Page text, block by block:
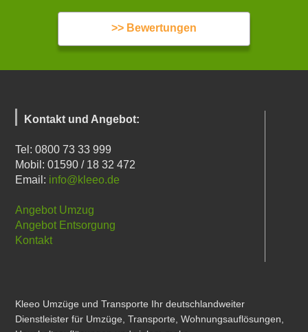
>> Bewertungen
Kontakt und Angebot:
Tel: 0800 73 33 999
Mobil: 01590 / 18 32 472
Email: info@kleeo.de
Angebot Umzug
Angebot Entsorgung
Kontakt
Kleeo Umzüge und Transporte Ihr deutschlandweiter
Dienstleister für Umzüge, Transporte, Wohnungsauflösungen,